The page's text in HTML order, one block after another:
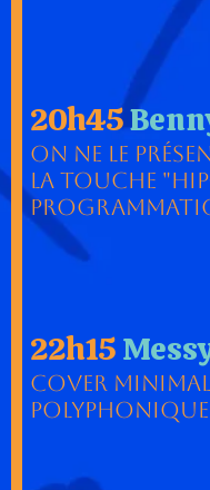
22h15
Cover
20h45
on ne le
la touche